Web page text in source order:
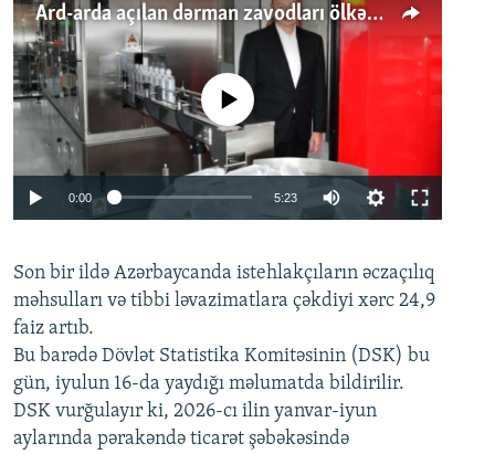
Ard-arda açılan dərman zavodları ölkənin tələbatını ödəyirmi?
Auto 240p 360p 480p
720p 1080p
No media source currently available
0:00 5:23
360p
480p
720p
1080p
Son bir ildə Azərbaycanda istehlakçıların əczaçılıq
məhsulları və tibbi ləvazimatlara çəkdiyi xərc 24,9
faiz artıb.
Bu barədə Dövlət Statistika Komitəsinin (DSK) bu
gün, iyulun 16-da yaydığı məlumatda bildirilir.
DSK vurğulayır ki, 2026-cı ilin yanvar-iyun
aylarında pərakəndə ticarət şəbəkəsində